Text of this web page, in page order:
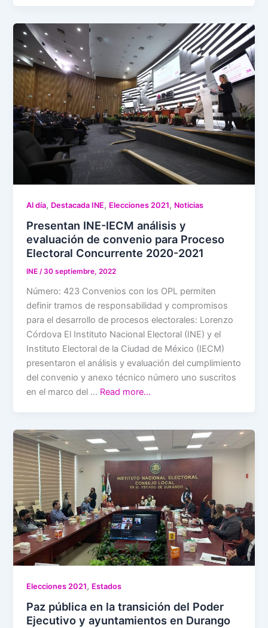
Al día, Destacada INE, Elecciones 2021, Noticias
Presentan INE-IECM análisis y
evaluación de convenio para Proceso
Electoral Concurrente 2020-2021
INE/30 septiembre, 2022
Número: 423 Convenios con los OPL permiten
definir tramos de responsabilidad y compromisos
para el desarrollo de procesos electorales: Lorenzo
Córdova El Instituto Nacional Electoral (INE) y el
Instituto Electoral de la Ciudad de México (IECM)
presentaron el análisis y evaluación del cumplimiento
del convenio y anexo técnico número uno suscritos
en el marco del … Read more…
Elecciones 2021, Estados
Paz pública en la transición del Poder
Ejecutivo y ayuntamientos en Durango